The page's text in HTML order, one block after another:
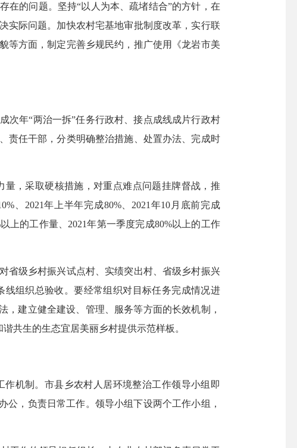
在的问题。坚持“以人为本、疏堵结合”的方针，在
实际问题。加快农村宅基地审批制度改革，实行联
等方面，制定完善乡规民约，推广使用《龙岩市美
年“两治一拆”任务行政村、接点成线成片行政村
责任干部，分类明确整治措施、处置办法、完成时
，采取硬核措施，对重点难点问题挂牌督战，推
、2021年上半年完成80%、2021年10月底前完成
上的工作量、2021年第一季度完成80%以上的工作
级乡村振兴试点村、实绩突出村、省级乡村振兴
组织总验收。要经常组织对目标任务完成情况进
建立健全建设、管理、服务等方面的长效机制，
共生的生态宜居美丽乡村提供示范样板。
机制。市县乡农村人居环境整治工作领导小组即
，负责日常工作。领导小组下设两个工作小组，